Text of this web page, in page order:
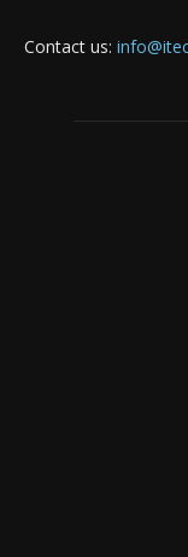
Contact us: